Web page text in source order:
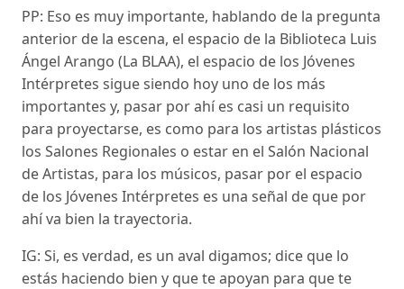
PP: Eso es muy importante, hablando de la pregunta
anterior de la escena, el espacio de la Biblioteca Luis
Ángel Arango (La BLAA), el espacio de los Jóvenes
Intérpretes sigue siendo hoy uno de los más
importantes y, pasar por ahí es casi un requisito
para proyectarse, es como para los artistas plásticos
los Salones Regionales o estar en el Salón Nacional
de Artistas, para los músicos, pasar por el espacio
de los Jóvenes Intérpretes es una señal de que por
ahí va bien la trayectoria.
IG: Si, es verdad, es un aval digamos; dice que lo
estás haciendo bien y que te apoyan para que te